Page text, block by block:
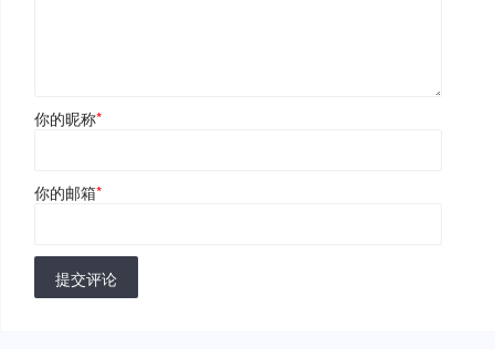
你的昵称*
你的邮箱*
提交评论